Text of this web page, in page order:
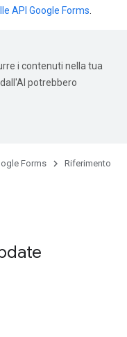
API Google Forms
i contenuti nella tua
potrebbero
Forms Riferimento